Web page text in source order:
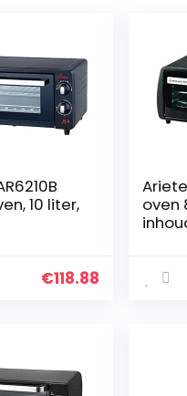
10 liter,
€118.88
oven